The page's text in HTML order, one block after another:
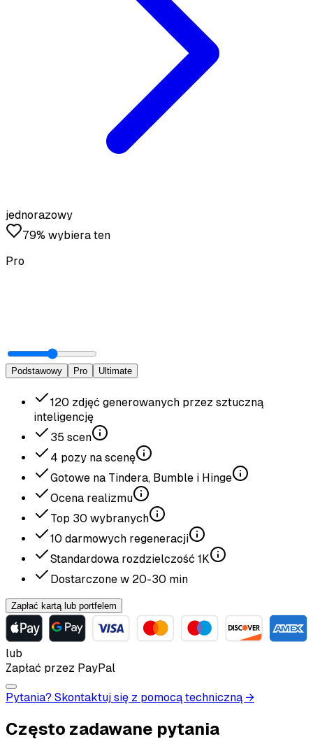
jednorazowy
79% wybiera ten
Pro
Podstawowy Pro Ultimate
120 zdjęć generowanych przez sztuczną
inteligencję
35 scen
4 pozy na scenę
Gotowe na Tindera, Bumble i Hinge
Ocena realizmu
Top 30 wybranych
10 darmowych regeneracji
Standardowa rozdzielczość 1K
Dostarczone w 20-30 min
Zapłać kartą lub portfelem
lub
Zapłać przez PayPal
Pytania? Skontaktuj się z pomocą techniczną →
Często zadawane pytania